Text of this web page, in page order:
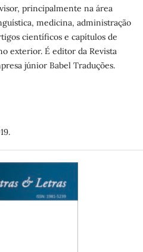
principalmente na área
medicina, administração
científicos e capítulos de
exterior. É editor da Revista
júnior Babel Traduções.